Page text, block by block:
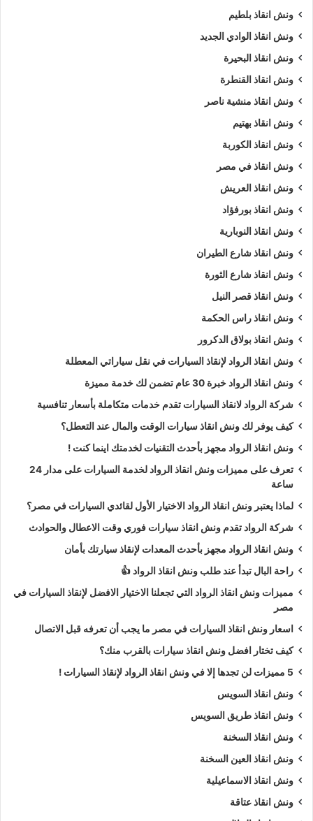
ونش انقاذ بلطيم
ونش انقاذ الوادي الجديد
ونش انقاذ البحيرة
ونش انقاذ القنطرة
ونش انقاذ منشية ناصر
ونش انقاذ بهتيم
ونش انقاذ الكوربة
ونش انقاذ في مصر
ونش انقاذ العريش
ونش انقاذ بورفؤاد
ونش انقاذ النوبارية
ونش انقاذ شارع الطيران
ونش انقاذ شارع الثورة
ونش انقاذ قصر النيل
ونش انقاذ راس الحكمة
ونش انقاذ بولاق الدكرور
ونش انقاذ الرواد لإنقاذ السيارات في نقل سياراتي المعطلة
ونش انقاذ الرواد خبرة 30 عام تضمن لك خدمة مميزة
شركة الرواد لانقاذ السيارات تقدم خدمات متكاملة بأسعار تنافسية
كيف يوفر لك ونش انقاذ سيارات الوقت والمال عند التعطل؟
ونش انقاذ الرواد مجهز بأحدث التقنيات لخدمتك اينما كنت !
تعرف على مميزات ونش انقاذ الرواد لخدمة السيارات على مدار 24
ساعة
لماذا يعتبر ونش انقاذ الرواد الاختيار الأول لقائدي السيارات في مصر؟
شركة الرواد تقدم ونش انقاذ سيارات فوري وقت الاعطال والحوادث
ونش انقاذ الرواد مجهز بأحدث المعدات لإنقاذ سيارتك بأمان
راحة البال تبدأ عند طلب ونش انقاذ الرواد 👍
مميزات ونش انقاذ الرواد التي تجعلنا الاختيار الافضل لإنقاذ السيارات في
مصر
اسعار ونش انقاذ السيارات في مصر ما يجب أن تعرفه قبل الاتصال
كيف تختار افضل ونش انقاذ سيارات بالقرب منك؟
5 مميزات لن تجدها إلا في ونش انقاذ الرواد لإنقاذ السيارات !
ونش انقاذ السويس
ونش انقاذ طريق السويس
ونش انقاذ السخنة
ونش انقاذ العين السخنة
ونش انقاذ الاسماعيلية
ونش انقاذ عتاقة